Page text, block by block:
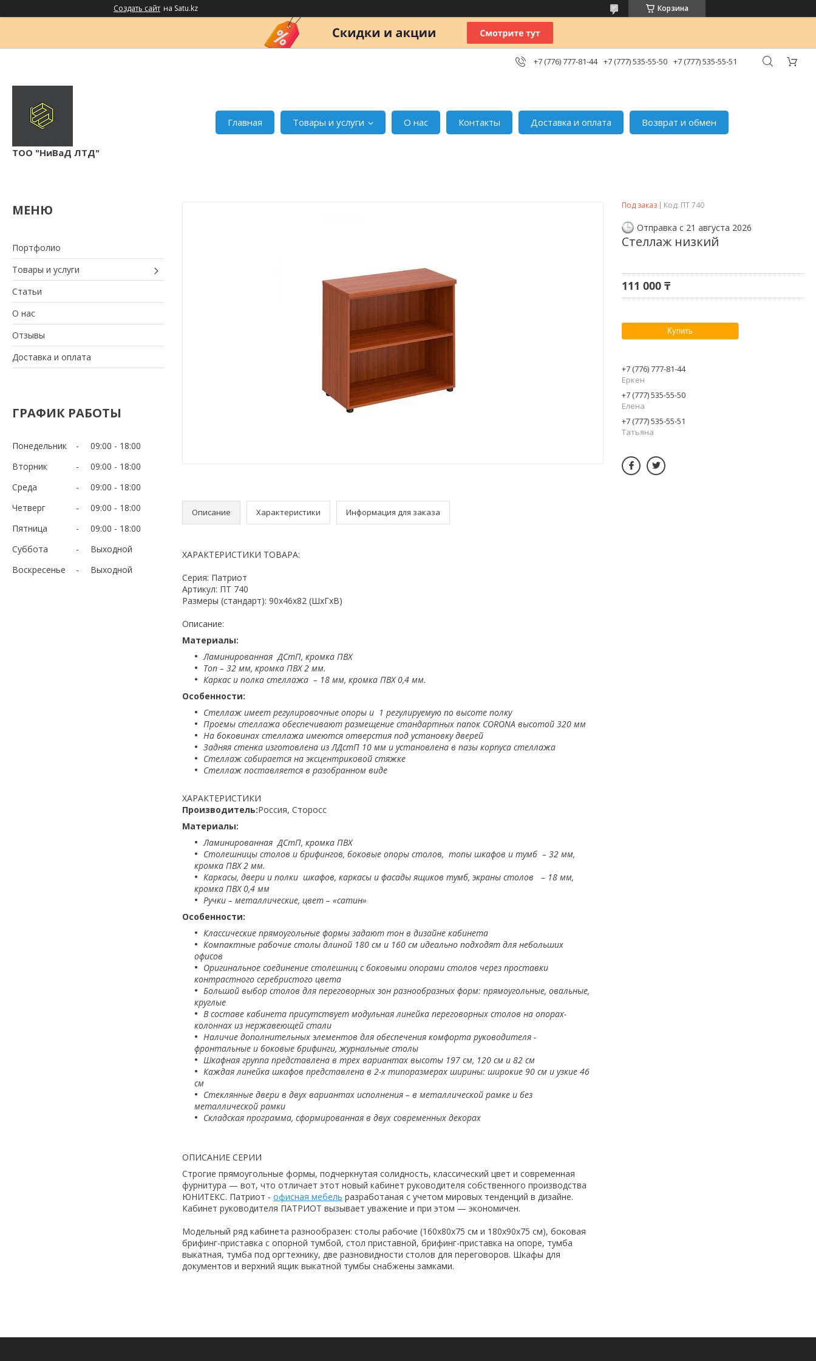
Создать сайт на Satu.kz Корзина
+7 (776) 777-81-44 +7 (777) 535-55-50 +7 (777) 535-55-51
ТОО "НиВаД ЛТД"
Главная Товары и услуги О нас Контакты Доставка и оплата Возврат и обмен
Портфолио
Товары и услуги
Статьи
О нас
Отзывы
Доставка и оплата
ГРАФИК РАБОТЫ
Понедельник 09:00
18:00
Вторник
09:00
18:00
Среда
09:00
18:00
Четверг
09:00
18:00
Пятница
09:00
18:00
Суббота
Выходной
Воскресенье
Выходной
Описание Характеристики Информация для заказа
ХАРАКТЕРИСТИКИ ТОВАРА:
Серия: Патриот
Артикул: ПТ 740
Размеры (стандарт): 90x46x82 (ШхГхВ)
Описание:
Материалы:
Ламинированная ДСтП, кромка ПВХ
Топ – 32 мм, кромка ПВХ 2 мм.
Каркас и полка стеллажа – 18 мм, кромка ПВХ 0,4 мм.
Особенности:
Стеллаж имеет регулировочные опоры и 1 регулируемую по высоте полку
Проемы стеллажа обеспечивают размещение стандартных папок CORONA высотой 320 мм
На боковинах стеллажа имеются отверстия под установку дверей
Задняя стенка изготовлена из ЛДстП 10 мм и установлена в пазы корпуса стеллажа
Стеллаж собирается на эксцентриковой стяжке
Стеллаж поставляется в разобранном виде
ХАРАКТЕРИСТИКИ
Производитель:Россия, Сторосс
Материалы:
Ламинированная ДСтП, кромка ПВХ
Столешницы столов и брифингов, боковые опоры столов, топы шкафов и тумб – 32 мм,
кромка ПВХ 2 мм.
Каркасы, двери и полки шкафов, каркасы и фасады ящиков тумб, экраны столов – 18 мм,
кромка ПВХ 0,4 мм
Ручки – металлические, цвет – «сатин»
Особенности:
Классические прямоугольные формы задают тон в дизайне кабинета
Компактные рабочие столы длиной 180 см и 160 см идеально подходят для небольших
офисов
Оригинальное соединение столешниц с боковыми опорами столов через проставки
контрастного серебристого цвета
Большой выбор столов для переговорных зон разнообразных форм: прямоугольные, овальные,
круглые
В составе кабинета присутствует модульная линейка переговорных столов на опорах-
колоннах из нержавеющей стали
Наличие дополнительных элементов для обеспечения комфорта руководителя -
фронтальные и боковые брифинги, журнальные столы
Шкафная группа представлена в трех вариантах высоты 197 см, 120 см и 82 см
Каждая линейка шкафов представлена в 2-х типоразмерах ширины: широкие 90 см и узкие 46
см
Стеклянные двери в двух вариантах исполнения – в металлической рамке и без
металлической рамки
Складская программа, сформированная в двух современных декорах
ОПИСАНИЕ СЕРИИ
Строгие прямоугольные формы, подчеркнутая солидность, классический цвет и современная
фурнитура — вот, что отличает этот новый кабинет руководителя собственного производства
ЮНИТЕКС. Патриот - офисная мебель разработаная с учетом мировых тенденций в дизайне.
Кабинет руководителя ПАТРИОТ вызывает уважение и при этом — экономичен.
Модельный ряд кабинета разнообразен: столы рабочие (160х80х75 см и 180х90х75 см), боковая
брифинг-приставка с опорной тумбой, стол приставной, брифинг-приставка на опоре, тумба
выкатная, тумба под оргтехнику, две разновидности столов для переговоров. Шкафы для
документов и верхний ящик выкатной тумбы снабжены замками.
Под заказ Код: ПТ 740
Отправка с 21 августа 2026
Стеллаж низкий
111 000 ₸
Купить
+7 (776) 777-81-44
Еркен
+7 (777) 535-55-50
Елена
+7 (777) 535-55-51
Татьяна